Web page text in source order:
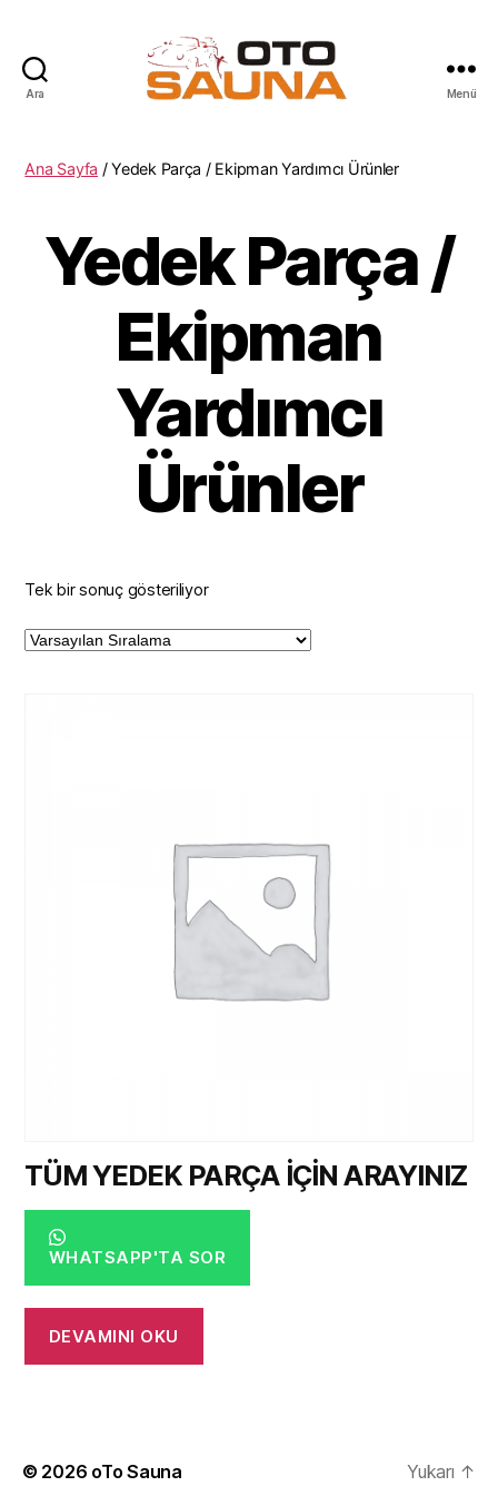
Ara Menü
Ana Sayfa / Yedek Parça / Ekipman Yardımcı Ürünler
Yedek Parça /
Ekipman
Yardımcı
Ürünler
Tek bir sonuç gösteriliyor
TÜM YEDEK PARÇA İÇİN ARAYINIZ
WHATSAPP'TA SOR
DEVAMINI OKU
© 2026 oTo Sauna Yukarı ↑